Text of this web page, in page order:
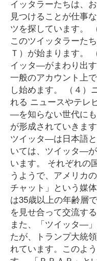
イッタラーたちは、
見つけることが仕事
ツを探しています。
このツイッタラーた
Ｔ）が始まります。
イッタ―がまわり出
一般のアカウント上
し始めます。 （４）
れる ニュースやテレ
―を知らない世代に
が形成されていきま
ツイッタ―は日本語
いては、ツイッタ―
います。 それぞれの
うようで、アメリカ
チャット」という媒
は35歳以上の年齢層
を見せ合って交流す
また、「ツイッタ―
たが、トランプ大統
れています。このよ